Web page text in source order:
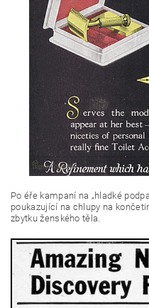
Po éře kampaní na „hladké
poukazující na chlupy na
zbytku ženského těla.